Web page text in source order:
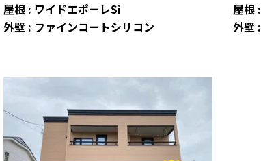
屋根 : ワイドエポーレSi
外壁 : ファインコートシリコン
屋根
外壁